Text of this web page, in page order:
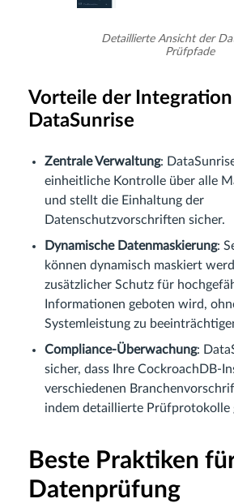
Detaillierte Ansicht der
Prüfpfade
Vorteile der
DataSunrise
Zentrale Verwaltung:
einheitliche Kontrolle über alle
und stellt die Einhaltung der
Datenschutzvorschriften sicher.
Dynamische Datenmaskierung:
können dynamisch maskiert
zusätzlicher Schutz für
Informationen geboten wird,
Systemleistung zu
Compliance-Überwachung:
sicher, dass Ihre CockroachDB-
verschiedenen
indem detaillierte Prüfprotokolle
Beste Praktiken
Datenprüfung